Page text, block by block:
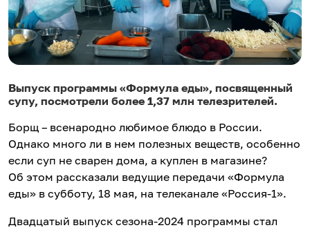
Выпуск программы «Формула еды», посвященный
супу, посмотрели более 1,37 млн телезрителей.
Борщ – всенародно любимое блюдо в России.
Однако много ли в нем полезных веществ, особенно
если суп не сварен дома, а куплен в магазине?
Об этом рассказали ведущие передачи «Формула
еды» в субботу, 18 мая, на телеканале «Россия-1».
Двадцатый выпуск сезона-2024 программы стал